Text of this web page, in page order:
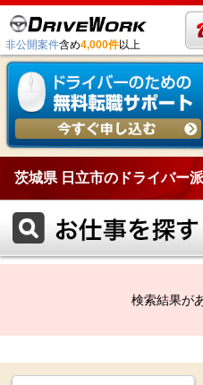
非公開案件含め4,000件以上
茨城県 日立市のドライバー
検索結果が